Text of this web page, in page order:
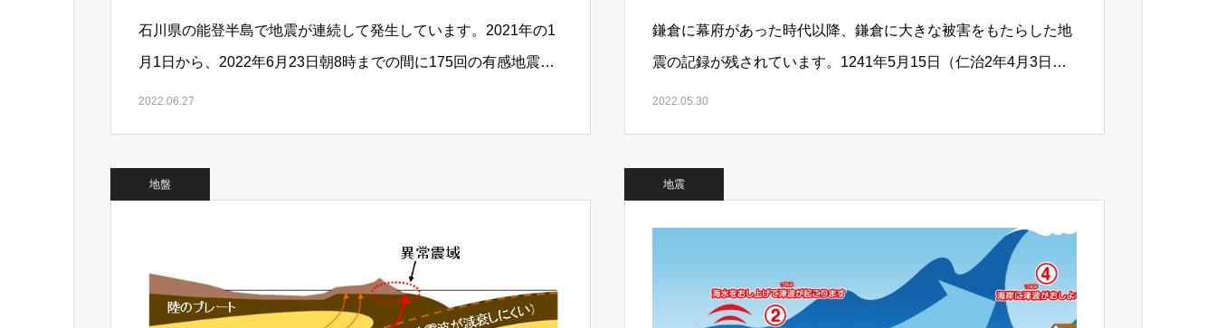
石川県の能登半島で地震が連続して発生しています。2021年の1
月1日から、2022年6月23日朝8時までの間に175回の有感地震が
発生し、6月19日には…
2022.06.27
鎌倉に幕府があった時代以降、鎌倉に大きな被害をもたらした地
震の記録が残されています。1241年5月15日（仁治2年4月3日）
鎌倉で地震、M7、津波を伴い…
2022.05.30
地盤 地震